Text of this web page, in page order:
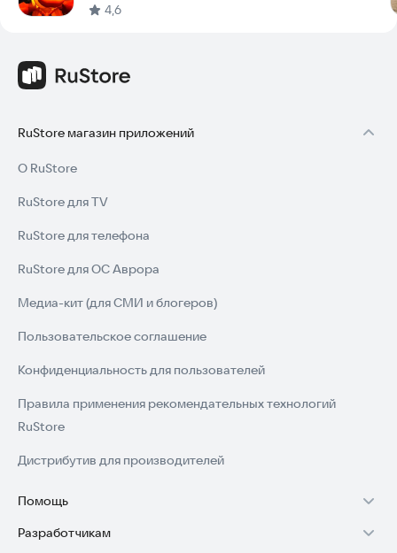
4,6
RuStore магазин приложений
О RuStore
RuStore для TV
RuStore для телефона
RuStore для ОС Аврора
Медиа-кит (для СМИ и блогеров)
Пользовательское соглашение
Конфиденциальность для пользователей
Правила применения рекомендательных технологий
RuStore
Дистрибутив для производителей
Помощь
Установка RuStore на TV
Разработчикам